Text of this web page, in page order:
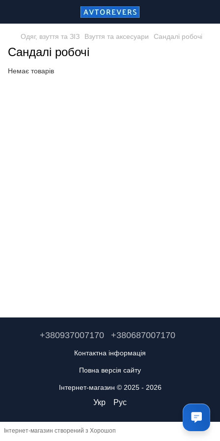
Одяг, взуття та ЗІЗ Взуття та аксесуари Сандалі робочі
Сандалі робочі
Немає товарів
+380937007170 +380687007170
Контактна інформація
Повна версія сайту
Інтернет-магазин © 2025 - 2026
Укр Рус
Інтернет-магазин створений з Хорошоп